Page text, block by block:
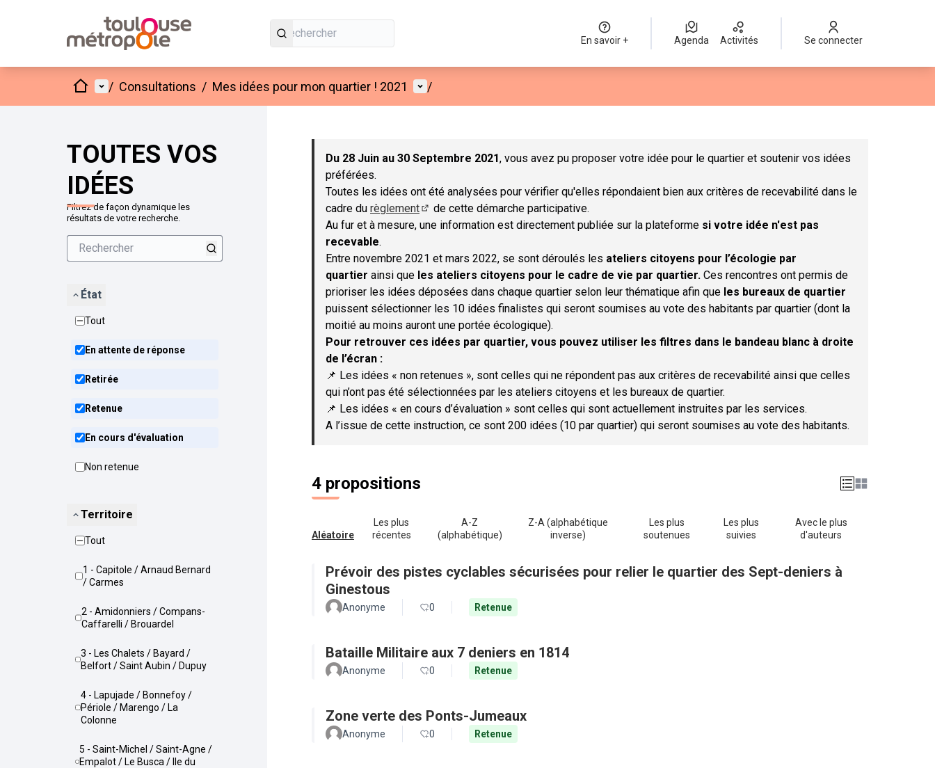
En savoir + Agenda Activités Se connecter
AccueilMenu principal
/ Consultations / Mes idées pour mon quartier ! 2021 Menu utilisateur
/
TOUTES VOS
IDÉES
Filtrez de façon dynamique les
résultats de votre recherche.
État
Tout
En attente de réponse
Retirée
Retenue
En cours d'évaluation
Non retenue
Territoire
Tout
1 - Capitole / Arnaud Bernard
/ Carmes
2 - Amidonniers / Compans-
Caffarelli / Brouardel
3 - Les Chalets / Bayard /
Belfort / Saint Aubin / Dupuy
4 - Lapujade / Bonnefoy /
Périole / Marengo / La
Colonne
5 - Saint-Michel / Saint-Agne /
Empalot / Le Busca / Ile du
Passer la carte
Du 28 Juin au 30 Septembre 2021, vous avez pu proposer votre idée pour le quartier et soutenir vos idées
préférées.
Toutes les idées ont été analysées pour vérifier qu'elles répondaient bien aux critères de recevabilité dans le
cadre du règlement
(S'ouvre dans un nouvel onglet)
de cette démarche participative.
Au fur et à mesure, une information est directement publiée sur la plateforme si votre idée n'est pas
recevable.
Entre novembre 2021 et mars 2022, se sont déroulés les ateliers citoyens pour l’écologie par
quartier ainsi que les ateliers citoyens pour le cadre de vie par quartier. Ces rencontres ont permis de
prioriser les idées déposées dans chaque quartier selon leur thématique afin que les bureaux de quartier
puissent sélectionner les 10 idées finalistes qui seront soumises au vote des habitants par quartier (dont la
moitié au moins auront une portée écologique).
Pour retrouver ces idées par quartier, vous pouvez utiliser les filtres dans le bandeau blanc à droite
de l’écran :
📌 Les idées « non retenues », sont celles qui ne répondent pas aux critères de recevabilité ainsi que celles
qui n’ont pas été sélectionnées par les ateliers citoyens et les bureaux de quartier.
📌 Les idées « en cours d’évaluation » sont celles qui sont actuellement instruites par les services.
A l’issue de cette instruction, ce sont 200 idées (10 par quartier) qui seront soumises au vote des habitants.
4 propositions
Aléatoire
Les plus
récentes
A-Z
(alphabétique)
Z-A (alphabétique
inverse)
Les plus
soutenues
Les plus
suivies
Avec le plus
d'auteurs
Prévoir des pistes cyclables sécurisées pour relier le quartier des Sept-deniers à
Ginestous
Anonyme 0 Retenue
Bataille Militaire aux 7 deniers en 1814
Anonyme 0 Retenue
Zone verte des Ponts-Jumeaux
Anonyme 0 Retenue